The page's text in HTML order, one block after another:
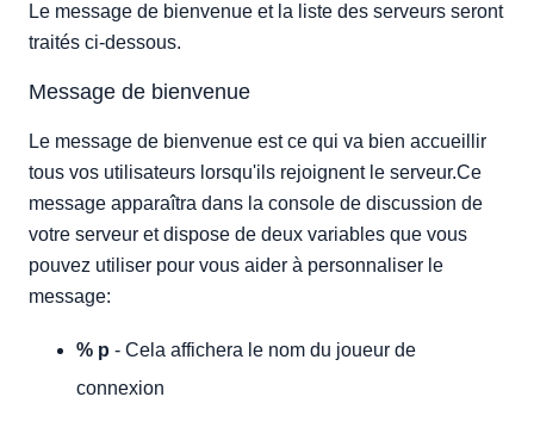
Le message de bienvenue et la liste des serveurs seront
traités ci-dessous.
Message de bienvenue
Le message de bienvenue est ce qui va bien accueillir
tous vos utilisateurs lorsqu'ils rejoignent le serveur.Ce
message apparaîtra dans la console de discussion de
votre serveur et dispose de deux variables que vous
pouvez utiliser pour vous aider à personnaliser le
message:
% p - Cela affichera le nom du joueur de
connexion